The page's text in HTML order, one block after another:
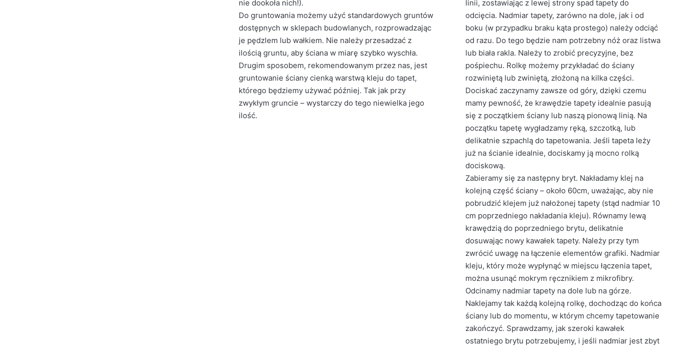
nie dookoła nich!).
Do gruntowania możemy użyć standardowych gruntów
dostępnych w sklepach budowlanych, rozprowadzając
je pędzlem lub wałkiem. Nie należy przesadzać z
ilością gruntu, aby ściana w miarę szybko wyschła.
Drugim sposobem, rekomendowanym przez nas, jest
gruntowanie ściany cienką warstwą kleju do tapet,
którego będziemy używać później. Tak jak przy
zwykłym gruncie – wystarczy do tego niewielka jego
ilość.
linii, zostawiając z lewej strony spad tapety do
odcięcia. Nadmiar tapety, zarówno na dole, jak i od
boku (w przypadku braku kąta prostego) należy odciąć
od razu. Do tego będzie nam potrzebny nóż oraz listwa
lub biała rakla. Należy to zrobić precyzyjne, bez
pośpiechu. Rolkę możemy przykładać do ściany
rozwiniętą lub zwiniętą, złożoną na kilka części.
Dociskać zaczynamy zawsze od góry, dzięki czemu
mamy pewność, że krawędzie tapety idealnie pasują
się z początkiem ściany lub naszą pionową linią. Na
początku tapetę wygładzamy ręką, szczotką, lub
delikatnie szpachlą do tapetowania. Jeśli tapeta leży
już na ścianie idealnie, dociskamy ją mocno rolką
dociskową.
Zabieramy się za następny bryt. Nakładamy klej na
kolejną część ściany – około 60cm, uważając, aby nie
pobrudzić klejem już nałożonej tapety (stąd nadmiar 10
cm poprzedniego nakładania kleju). Równamy lewą
krawędzią do poprzedniego brytu, delikatnie
dosuwając nowy kawałek tapety. Należy przy tym
zwrócić uwagę na łączenie elementów grafiki. Nadmiar
kleju, który może wypłynąć w miejscu łączenia tapet,
można usunąć mokrym ręcznikiem z mikrofibry.
Odcinamy nadmiar tapety na dole lub na górze.
Naklejamy tak każdą kolejną rolkę, dochodząc do końca
ściany lub do momentu, w którym chcemy tapetowanie
zakończyć. Sprawdzamy, jak szeroki kawałek
ostatniego brytu potrzebujemy, i jeśli nadmiar jest zbyt